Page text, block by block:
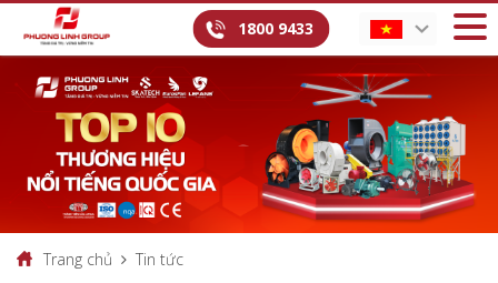
1800 9433
Trang chủ Tin tức